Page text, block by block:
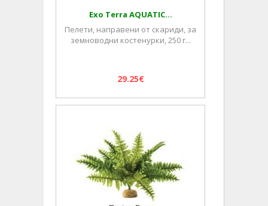
Exo Terra AQUATIC...
Пелети, направени от скариди, за
земноводни костенурки, 250 г...
29.25€